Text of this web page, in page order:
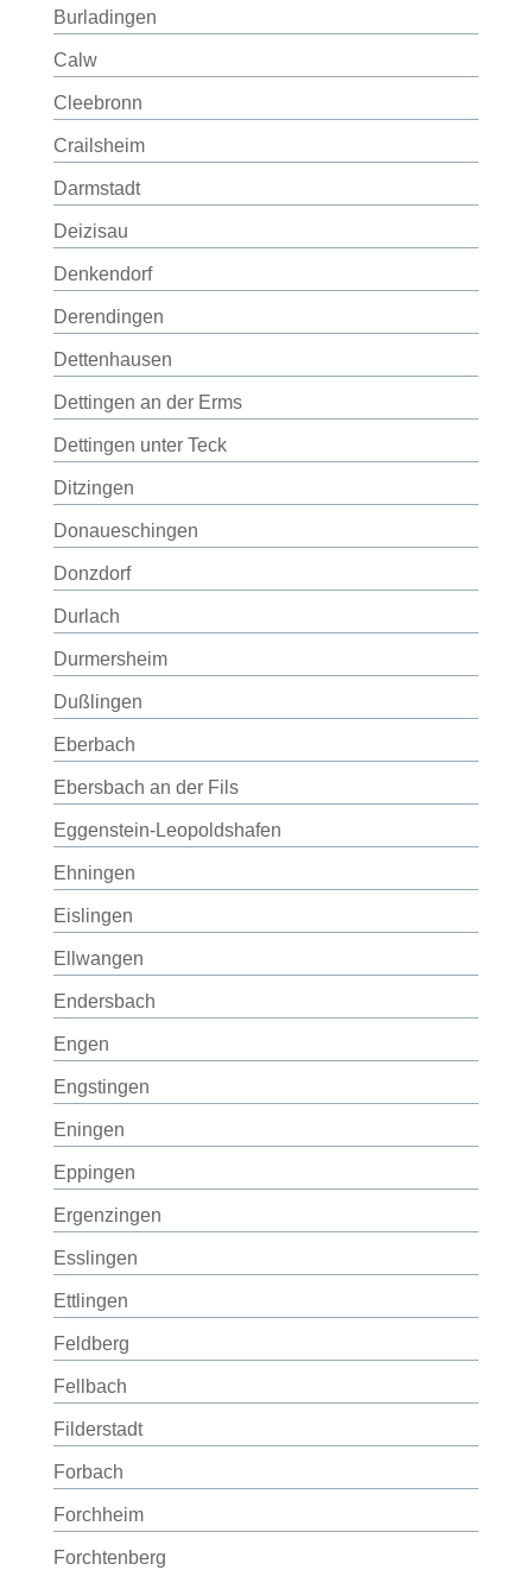
Burladingen
Calw
Cleebronn
Crailsheim
Darmstadt
Deizisau
Denkendorf
Derendingen
Dettenhausen
Dettingen an der Erms
Dettingen unter Teck
Ditzingen
Donaueschingen
Donzdorf
Durlach
Durmersheim
Dußlingen
Eberbach
Ebersbach an der Fils
Eggenstein-Leopoldshafen
Ehningen
Eislingen
Ellwangen
Endersbach
Engen
Engstingen
Eningen
Eppingen
Ergenzingen
Esslingen
Ettlingen
Feldberg
Fellbach
Filderstadt
Forbach
Forchheim
Forchtenberg